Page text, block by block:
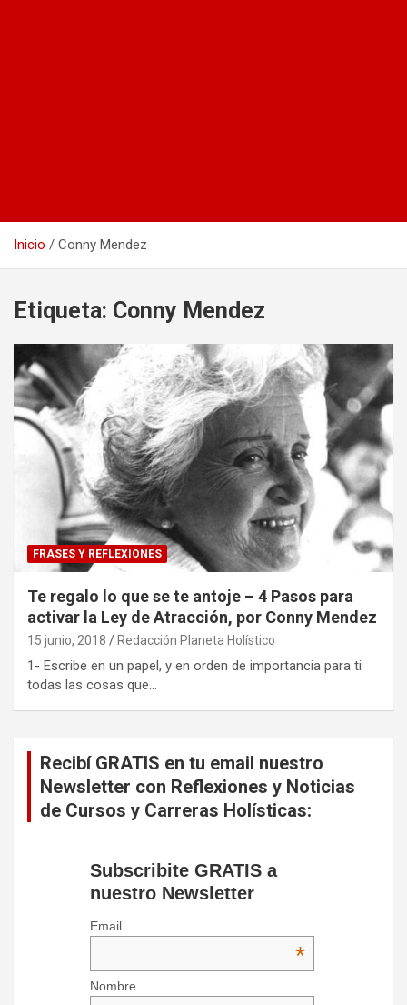
Inicio Conny Mendez
Etiqueta: Conny Mendez
FRASES Y REFLEXIONES
Te regalo lo que se te antoje – 4 Pasos para
activar la Ley de Atracción, por Conny Mendez
15 junio, 2018 Redacción Planeta Holístico
1- Escribe en un papel, y en orden de importancia para ti
todas las cosas que…
Recibí GRATIS en tu email nuestro
Newsletter con Reflexiones y Noticias
de Cursos y Carreras Holísticas:
Subscribite GRATIS a
nuestro Newsletter
Email
*
Nombre